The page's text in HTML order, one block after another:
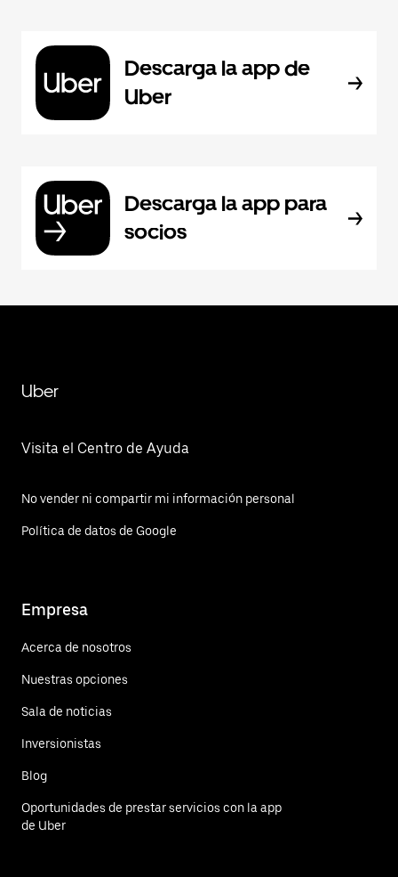
Descarga la app de
Uber
Descarga la app para
socios
Uber
Visita el Centro de Ayuda
No vender ni compartir mi información personal
Política de datos de Google
Empresa
Acerca de nosotros
Nuestras opciones
Sala de noticias
Inversionistas
Blog
Oportunidades de prestar servicios con la app
de Uber